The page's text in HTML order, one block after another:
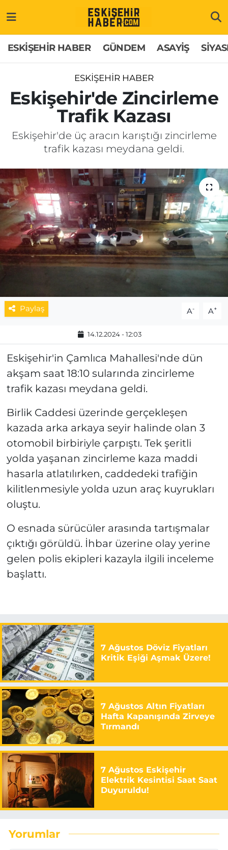
ESKİŞEHİR HABER GÜNDEM ASAYİŞ
ESKİŞEHİR HABER
Eskişehir'de Zincirleme
Trafik Kazası
Eskişehir'de üç aracın karıştığı zincirleme
trafik kazası meydana geldi.
Paylaş A- A+
14.12.2024 - 12:03
Eskişehir'in Çamlıca Mahallesi'nde dün
akşam saat 18:10 sularında zincirleme
trafik kazası meydana geldi.
Birlik Caddesi üzerinde gerçekleşen
kazada arka arkaya seyir halinde olan 3
otomobil birbiriyle çarpıştı. Tek şeritli
yolda yaşanan zincirleme kaza maddi
hasarla atlatılırken, caddedeki trafiğin
kilitlenmesiyle yolda uzun araç kuyrukları
oluştu.
O esnada sürücüler arasında tartışmalar
çıktığı görüldü. İhbar üzerine olay yerine
gelen polis ekipleri kazayla ilgili inceleme
başlattı.
7 Ağustos Döviz Fiyatları
Kritik Eşiği Aşmak Üzere!
7 Ağustos Altın Fiyatları
Hafta Kapanışında Zirveye
Tırmandı
7 Ağustos Eskişehir
Elektrik Kesintisi Saat Saat
Duyuruldu!
Yorumlar
GÜNDEM
ASAYİŞ
EKONOMİ
SAĞLIK
EĞİTİM
SPOR
MAGAZİN
ESKİŞEHİRSPOR
Hakkımızda
İletişim
Odunpazarı Trafik Yoğunluk Haritası
Süper Lig Puan Durumu ve Fikstür
Tüm Manşetler
Son Dakika Haberleri
Haber Arşivi